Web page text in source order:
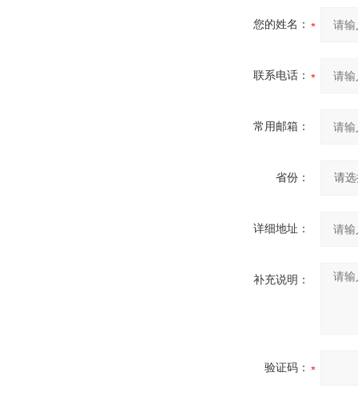
您的姓名：
联系电话：
常用邮箱：
省份：
详细地址：
补充说明：
验证码：